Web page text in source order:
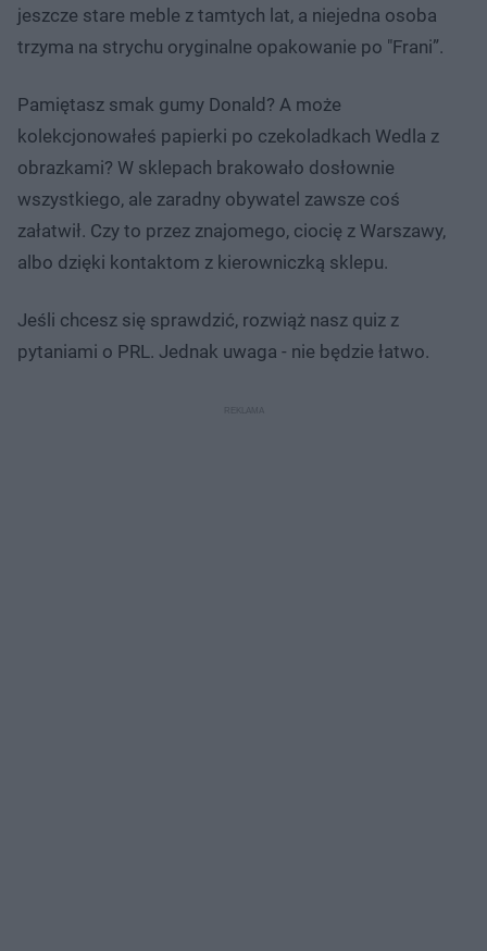
jeszcze stare meble z tamtych lat, a niejedna osoba
trzyma na strychu oryginalne opakowanie po "Frani”.
Pamiętasz smak gumy Donald? A może
kolekcjonowałeś papierki po czekoladkach Wedla z
obrazkami? W sklepach brakowało dosłownie
wszystkiego, ale zaradny obywatel zawsze coś
załatwił. Czy to przez znajomego, ciocię z Warszawy,
albo dzięki kontaktom z kierowniczką sklepu.
Jeśli chcesz się sprawdzić, rozwiąż nasz quiz z
pytaniami o PRL. Jednak uwaga - nie będzie łatwo.